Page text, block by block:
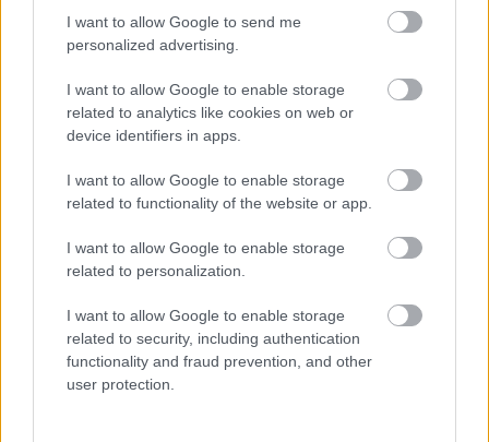
I want to allow Google to send me
personalized advertising.
I want to allow Google to enable storage
related to analytics like cookies on web or
device identifiers in apps.
I want to allow Google to enable storage
related to functionality of the website or app.
I want to allow Google to enable storage
related to personalization.
I want to allow Google to enable storage
related to security, including authentication
functionality and fraud prevention, and other
user protection.